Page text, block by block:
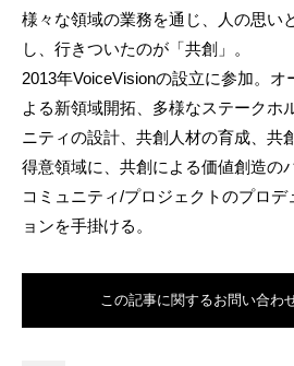
様々な領域の業務を通じ、人の思い
し、行きついたのが「共創」。
2013年VoiceVisionの設立に参加。
よる新領域開拓、多様なステークホ
ニティの設計、共創人材の育成、共
得意領域に、共創による価値創造の
コミュニティ/プロジェクトのプロ
ョンを手掛ける。
この記事に関するお問い合わ